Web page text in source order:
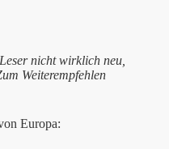
nicht wirklich neu,
Weiterempfehlen
Europa: